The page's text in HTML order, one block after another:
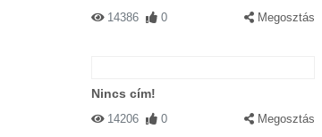
14386 0 Megosztás
Nincs cím!
14206 0 Megosztás